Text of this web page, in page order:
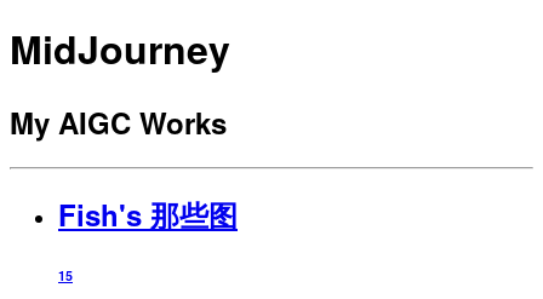
MidJourney
My AIGC Works
Fish's 那些图
15